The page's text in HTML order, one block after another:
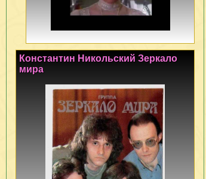
Константин Никольский Зеркало
мира